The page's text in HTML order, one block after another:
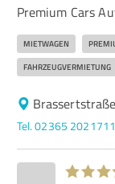
Premium Cars
MIETWAGEN
FAHRZEUGVERMIETUNG
Tel. 02365